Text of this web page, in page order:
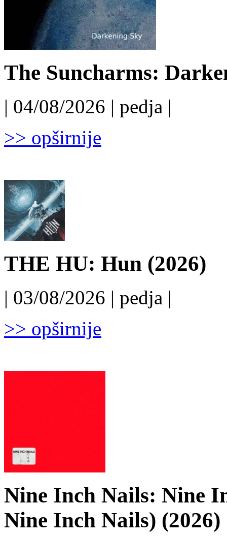
The Suncharms:
| 04/08/2026 | pedja |
>> opširnije
THE HU: Hun (2026)
| 03/08/2026 | pedja |
>> opširnije
Nine Inch Nails: Nine
Nine Inch Nails) (2026)